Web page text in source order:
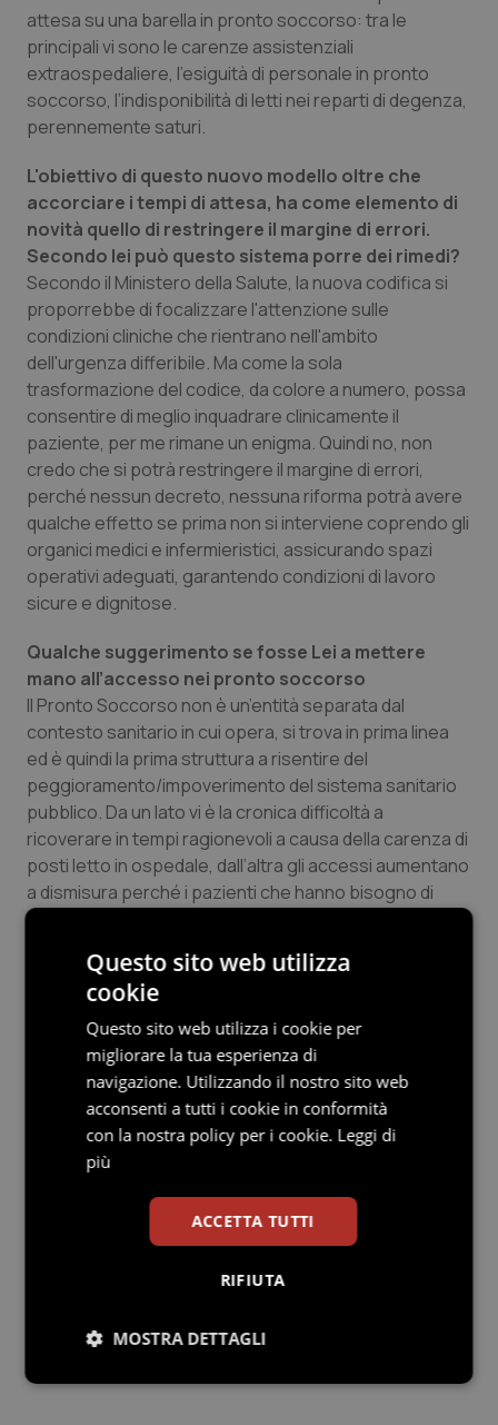
Veneto
Oncoematologia
Oncologia & Nutrizione
Psoriasi & pelle
Quotidiano Cardiologia
Quotidiano Chirurgia
Quotidiano Oncologia
Quotidiano Pediatria
Rene & patologie urogenitali
Salute orale & impianti
Sangue & coagulazione
Tiroide
Tumore al seno
Tumore ovarico
Tumori del Polmone & Testa Collo
Tumori gastrointestinali
Vaccini
attesa su una barella in pronto soccorso: tra le
principali vi sono le carenze assistenziali
extraospedaliere, l’esiguità di personale in pronto
soccorso, l’indisponibilità di letti nei reparti di degenza,
perennemente saturi.
L'obiettivo di questo nuovo modello oltre che
accorciare i tempi di attesa, ha come elemento di
novità quello di restringere il margine di errori.
Secondo lei può questo sistema porre dei rimedi?
Secondo il Ministero della Salute, la nuova codifica si
proporrebbe di focalizzare l'attenzione sulle
condizioni cliniche che rientrano nell'ambito
dell'urgenza differibile. Ma come la sola
trasformazione del codice, da colore a numero, possa
consentire di meglio inquadrare clinicamente il
paziente, per me rimane un enigma. Quindi no, non
credo che si potrà restringere il margine di errori,
perché nessun decreto, nessuna riforma potrà avere
qualche effetto se prima non si interviene coprendo gli
organici medici e infermieristici, assicurando spazi
operativi adeguati, garantendo condizioni di lavoro
sicure e dignitose.
Qualche suggerimento se fosse Lei a mettere
mano all’accesso nei pronto soccorso
Il Pronto Soccorso non è un’entità separata dal
contesto sanitario in cui opera, si trova in prima linea
ed è quindi la prima struttura a risentire del
peggioramento/impoverimento del sistema sanitario
pubblico. Da un lato vi è la cronica difficoltà a
ricoverare in tempi ragionevoli a causa della carenza di
posti letto in ospedale, dall’altra gli accessi aumentano
a dismisura perché i pazienti che hanno bisogno di
cure sul territorio, non le trovano se non in minima
sanno a chi altro rivolgersi. Ma pur essendo in una
posizione di prima linea il pronto soccorso è quasi
ovunque trascurato, non essendo dotato delle risorse
umane e logistiche di cui avrebbe bisogno per
fronteggiare il carico di lavoro. E’ l’intero sistema che
va messo in sicurezza. Credo che per cominciare
servano tre cose: volontà politica, risorse sufficienti,
competenze progettuali.
Endrius Salvalaggio
15 Luglio 2019
© Riproduzione riservata
Questo sito web utilizza
cookie
Questo sito web utilizza i cookie per
migliorare la tua esperienza di
navigazione. Utilizzando il nostro sito web
acconsenti a tutti i cookie in conformità
con la nostra policy per i cookie. Leggi di
più
ACCETTA TUTTI
RIFIUTA
MOSTRA DETTAGLI
Necessari Statistici Marketing